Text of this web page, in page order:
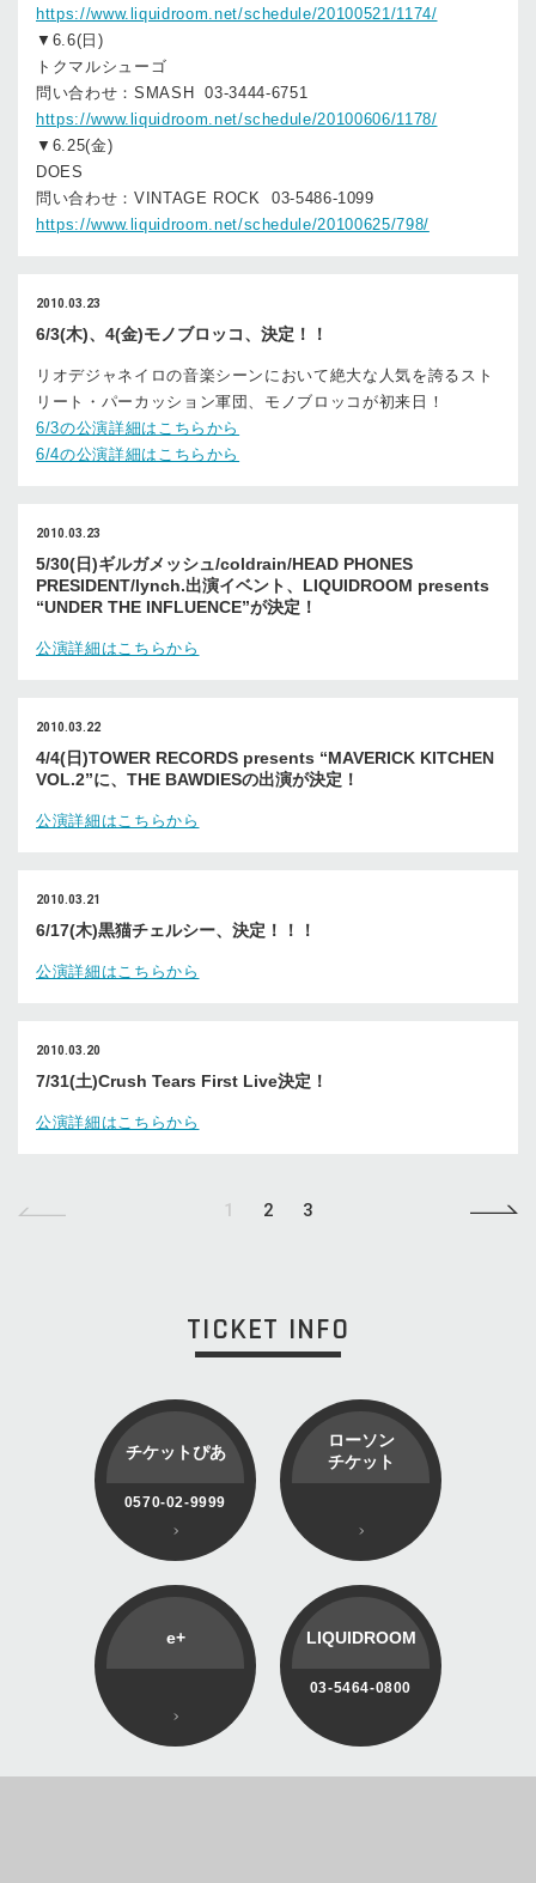
https://www.liquidroom.net/schedule/20100521/1174/
▼6.6(日)
トクマルシューゴ
問い合わせ：SMASH 03-3444-6751
https://www.liquidroom.net/schedule/20100606/1178/
▼6.25(金)
DOES
問い合わせ：VINTAGE ROCK 03-5486-1099
https://www.liquidroom.net/schedule/20100625/798/
2010.03.23
6/3(木)、4(金)モノブロッコ、決定！！
リオデジャネイロの音楽シーンにおいて絶大な人気を誇るスト
リート・パーカッション軍団、モノブロッコが初来日！
6/3の公演詳細はこちらから
6/4の公演詳細はこちらから
2010.03.23
5/30(日)ギルガメッシュ/coldrain/HEAD PHONES
PRESIDENT/lynch.出演イベント、LIQUIDROOM presents
“UNDER THE INFLUENCE”が決定！
公演詳細はこちらから
2010.03.22
4/4(日)TOWER RECORDS presents “MAVERICK KITCHEN
VOL.2”に、THE BAWDIESの出演が決定！
公演詳細はこちらから
2010.03.21
6/17(木)黒猫チェルシー、決定！！！
公演詳細はこちらから
2010.03.20
7/31(土)Crush Tears First Live決定！
公演詳細はこちらから
1 2 3
TICKET INFO
チケットぴあ
0570-02-9999
ローソン
チケット
e+ LIQUIDROOM
03-5464-0800